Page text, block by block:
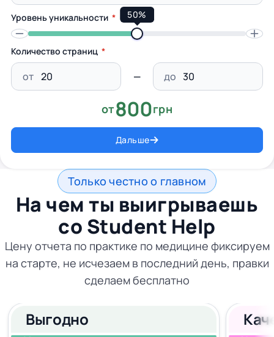
Уровень уникальности 50%
Количество страниц
от до
от800грн
Дальше
Только честно о главном
На чем ты выигрываешь
со Student Help
Цену отчета по практике по медицине фиксируем
на старте, не исчезаем в последний день, правки
сделаем бесплатно
Выгодно